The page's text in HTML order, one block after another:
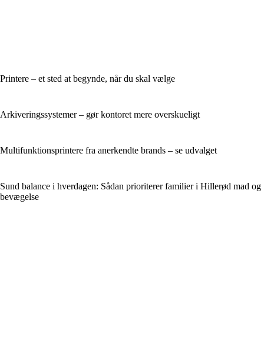
Printere – et sted at begynde, når du skal vælge
Arkiveringssystemer – gør kontoret mere overskueligt
Multifunktionsprintere fra anerkendte brands – se udvalget
Sund balance i hverdagen: Sådan prioriterer familier i Hillerød mad og
bevægelse